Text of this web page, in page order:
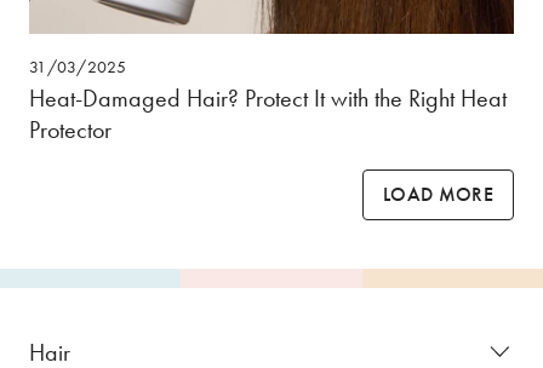
31/03/2025
Heat-Damaged Hair? Protect It with the Right Heat
Protector
LOAD MORE
Hair